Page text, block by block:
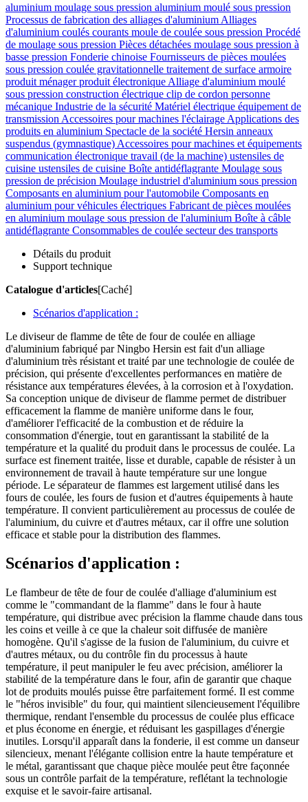
aluminium moulage sous pression aluminium moulé sous pression
Processus de fabrication des alliages d'aluminium Alliages
d'aluminium coulés courants moule de coulée sous pression Procédé
de moulage sous pression Pièces détachées moulage sous pression à
basse pression Fonderie chinoise Fournisseurs de pièces moulées
sous pression coulée gravitationnelle traitement de surface armoire
produit ménagerproduit électronique Alliage d'aluminium moulé
sous pression construction électrique clip de cordon personne
mécanique Industrie de la sécurité Matériel électrique équipement de
transmission Accessoires pour machines l'éclairage Applications des
produits en aluminium Spectacle de la société Hersin anneaux
suspendus (gymnastique) Accessoires pour machines et équipements
communication électronique travail (de la machine) ustensiles de
cuisine ustensiles de cuisine Boîte antidéflagrante Moulage sous
pression de précision Moulage industriel d'aluminium sous pression
Composants en aluminium pour l'automobile Composants en
aluminium pour véhicules électriques Fabricant de pièces moulées
en aluminium moulage sous pression de l'aluminium Boîte à câble
antidéflagrante Consommables de coulée secteur des transports
Détails du produit
Support technique
Catalogue d'articles[Caché]
Scénarios d'application :
Le diviseur de flamme de tête de four de coulée en alliage
d'aluminium fabriqué par Ningbo Hersin est fait d'un alliage
d'aluminium très résistant et traité par une technologie de coulée de
précision, qui présente d'excellentes performances en matière de
résistance aux températures élevées, à la corrosion et à l'oxydation.
Sa conception unique de diviseur de flamme permet de distribuer
efficacement la flamme de manière uniforme dans le four,
d'améliorer l'efficacité de la combustion et de réduire la
consommation d'énergie, tout en garantissant la stabilité de la
température et la qualité du produit dans le processus de coulée. La
surface est finement traitée, lisse et durable, capable de résister à un
environnement de travail à haute température sur une longue
période. Le séparateur de flammes est largement utilisé dans les
fours de coulée, les fours de fusion et d'autres équipements à haute
température. Il convient particulièrement au processus de coulée de
l'aluminium, du cuivre et d'autres métaux, car il offre une solution
efficace et stable pour la distribution des flammes.
Scénarios d'application :
Le flambeur de tête de four de coulée d'alliage d'aluminium est
comme le "commandant de la flamme" dans le four à haute
température, qui distribue avec précision la flamme chaude dans tous
les coins et veille à ce que la chaleur soit diffusée de manière
homogène. Qu'il s'agisse de la fusion de l'aluminium, du cuivre et
d'autres métaux, ou du contrôle fin du processus à haute
température, il peut manipuler le feu avec précision, améliorer la
stabilité de la température dans le four, afin de garantir que chaque
lot de produits moulés puisse être parfaitement formé. Il est comme
le "héros invisible" du four, qui maintient silencieusement l'équilibre
thermique, rendant l'ensemble du processus de coulée plus efficace
et plus économe en énergie, et réduisant les gaspillages d'énergie
inutiles. Lorsqu'il apparaît dans la fonderie, il est comme un danseur
silencieux, menant l'élégante collision entre la haute température et
le métal, garantissant que chaque pièce moulée peut être façonnée
sous un contrôle parfait de la température, reflétant la technologie
exquise et le savoir-faire artisanal.